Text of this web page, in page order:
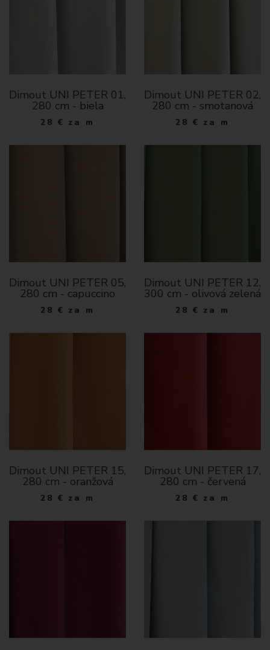
Dimout UNI PETER 01,
280 cm - biela
28 € za m
Dimout UNI PETER 02,
280 cm - smotanová
28 € za m
Dimout UNI PETER 05,
280 cm - capuccino
28 € za m
Dimout UNI PETER 12,
300 cm - olivová zelená
28 € za m
Dimout UNI PETER 15,
280 cm - oranžová
28 € za m
Dimout UNI PETER 17,
280 cm - červená
28 € za m